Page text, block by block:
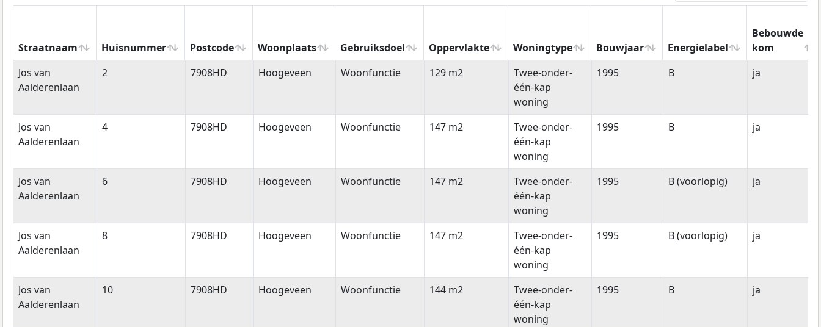
Straatnaam Huisnummer Postcode Woonplaats Gebruiksdoel Oppervlakte Woningtype Bouwjaar Energielabel
Bebouwde
kom
Straatnaam
Huisnummer Postcode Woonplaats Gebruiksdoel Oppervlakte Woningtype Bouwjaar Energielabel
Bebouwde
kom
Jos van
Aalderenlaan
2 7908HD Hoogeveen Woonfunctie 129 m2
Twee-onder-
één-kap
woning
1995 B ja
Jos van
Aalderenlaan
4 7908HD Hoogeveen Woonfunctie 147 m2
Twee-onder-
één-kap
woning
1995 B ja
Jos van
Aalderenlaan
6 7908HD Hoogeveen Woonfunctie 147 m2
Twee-onder-
één-kap
woning
1995 B (voorlopig) ja
Jos van
Aalderenlaan
8 7908HD Hoogeveen Woonfunctie 147 m2
Twee-onder-
één-kap
woning
1995 B (voorlopig) ja
Jos van
Aalderenlaan
10 7908HD Hoogeveen Woonfunctie 144 m2
Twee-onder-
één-kap
woning
1995 B ja